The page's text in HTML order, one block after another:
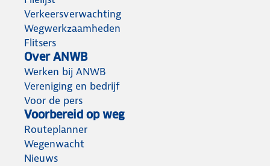
Verkeersverwachting
Wegwerkzaamheden
Flitsers
Over ANWB
Werken bij ANWB
Vereniging en bedrijf
Voor de pers
Voorbereid op weg
Routeplanner
Wegenwacht
Nieuws